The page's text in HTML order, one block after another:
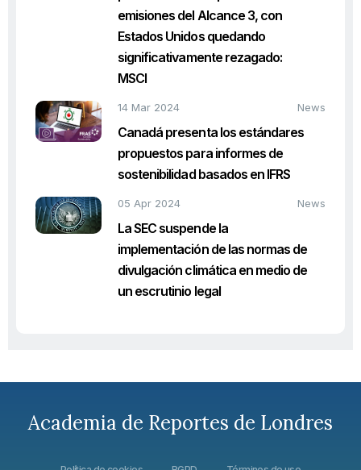
emisiones del Alcance 3, con
Estados Unidos quedando
significativamente rezagado:
MSCI
14 Mar 2024 News
Canadá presenta los estándares
propuestos para informes de
sostenibilidad basados en IFRS
05 Apr 2024 News
La SEC suspende la
implementación de las normas de
divulgación climática en medio de
un escrutinio legal
Academia de Reportes de Londres